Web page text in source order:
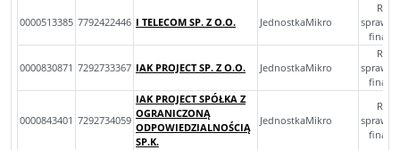
0000513385 7792422446 I TELECOM SP. Z O.O. JednostkaMikro
0000830871 7292733367 IAK PROJECT SP. Z O.O. JednostkaMikro
0000843401 7292734059
IAK PROJECT SPÓŁKA Z
OGRANICZONĄ
ODPOWIEDZIALNOŚCIĄ
SP.K.
JednostkaMikro